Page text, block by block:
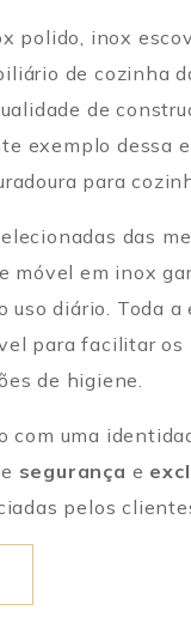
polido, inox
de cozinha
de
exemplo dessa
para
das
móvel em inox
diário. Toda a
para facilitar os
de higiene.
com uma
segurança e
pelos